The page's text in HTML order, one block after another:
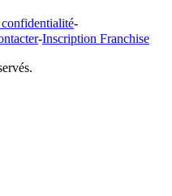
-
-Inscription Franchise